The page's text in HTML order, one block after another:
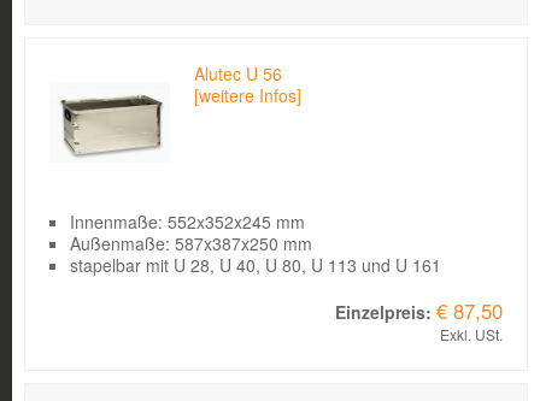
Alutec U 56
[weitere Infos]
Innenmaße: 552x352x245 mm
Außenmaße: 587x387x250 mm
stapelbar mit U 28, U 40, U 80, U 113 und U 161
€ 87,50
Exkl. USt.